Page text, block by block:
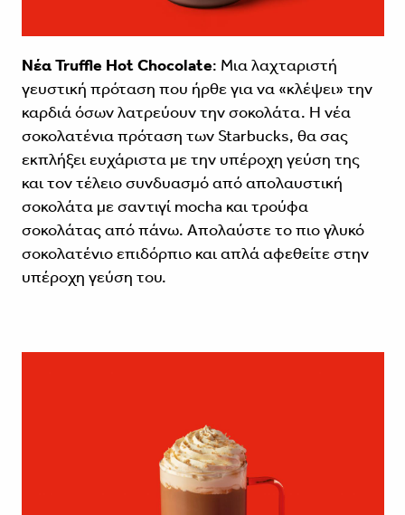
Νέα Truffle Hot Chocolate: Μια λαχταριστή
γευστική πρόταση που ήρθε για να «κλέψει» την
καρδιά όσων λατρεύουν την σοκολάτα. Η νέα
σοκολατένια πρόταση των Starbucks, θα σας
εκπλήξει ευχάριστα με την υπέροχη γεύση της
και τον τέλειο συνδυασμό από απολαυστική
σοκολάτα με σαντιγί mocha και τρούφα
σοκολάτας από πάνω. Απολαύστε το πιο γλυκό
σοκολατένιο επιδόρπιο και απλά αφεθείτε στην
υπέροχη γεύση του.